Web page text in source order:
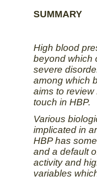
SUMMARY
High blood
beyond which
severe
among which
aims to
touch in HBP.
Various
implicated in
HBP has
and a default
activity and
variables